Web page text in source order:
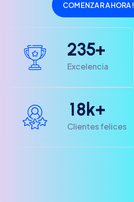
COMENZAR AHORA!
235+
Excelencia
18k+
Clientes felices